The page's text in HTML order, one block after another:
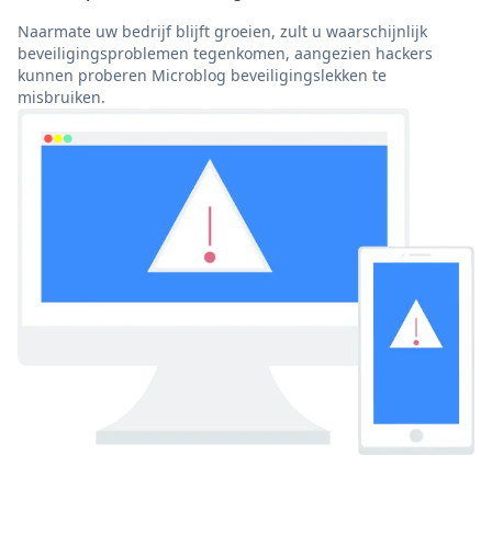
Naarmate uw bedrijf blijft groeien, zult u waarschijnlijk
beveiligingsproblemen tegenkomen, aangezien hackers
kunnen proberen Microblog beveiligingslekken te
misbruiken.